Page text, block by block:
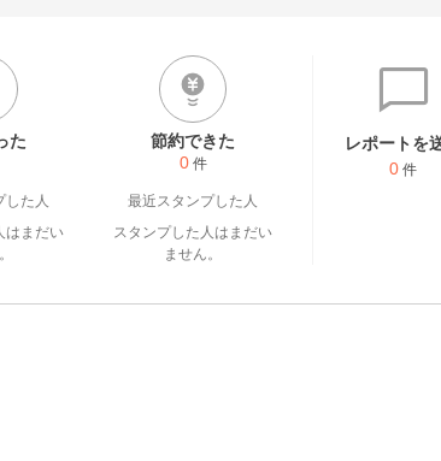
りがとうございます♡
た
した人
はまだい
節約できた
0 件
最近スタンプした人
スタンプした人はまだい
ません。
レポートを
0 件